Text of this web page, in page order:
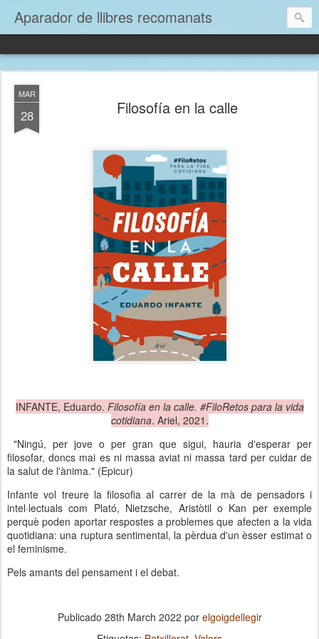
Aparador de llibres recomanats
MAR
28 Filosofía en la calle
INFANTE, Eduardo. Filosofía en la calle. #FiloRetos para la vida
cotidiana. Ariel, 2021.
"Ningú, per jove o per gran que sigui, hauria d'esperar per
filosofar, doncs mai es ni massa aviat ni massa tard per cuidar de
la salut de l'ànima." (Epicur)
Infante vol treure la filosofia al carrer de la mà de pensadors i
intel·lectuals com Plató, Nietzsche, Aristòtil o Kan per exemple
perquè poden aportar respostes a problemes que afecten a la vida
quotidiana: una ruptura sentimental, la pèrdua d'un èsser estimat o
el feminisme.
Pels amants del pensament i el debat.
Publicado 28th March 2022 por elgoigdellegir